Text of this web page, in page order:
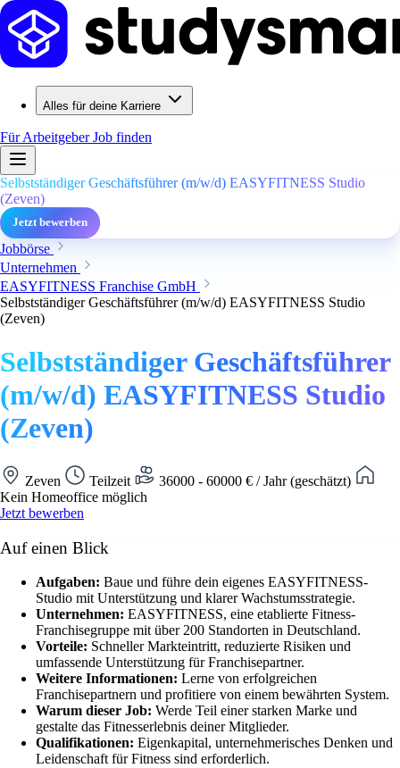
Alles für deine Karriere
Für ArbeitgeberJob finden
Selbstständiger Geschäftsführer (m/w/d) EASYFITNESS Studio
(Zeven)
Jetzt bewerben
Jobbörse
Unternehmen
EASYFITNESS Franchise GmbH
Selbstständiger Geschäftsführer (m/w/d) EASYFITNESS Studio
(Zeven)
Selbstständiger Geschäftsführer
(m/w/d) EASYFITNESS Studio
(Zeven)
Zeven Teilzeit
36000 - 60000 € / Jahr (geschätzt)
Kein Homeoffice möglich
Jetzt bewerben
Auf einen Blick
Aufgaben: Baue und führe dein eigenes EASYFITNESS-
Studio mit Unterstützung und klarer Wachstumsstrategie.
Unternehmen: EASYFITNESS, eine etablierte Fitness-
Franchisegruppe mit über 200 Standorten in Deutschland.
Vorteile: Schneller Markteintritt, reduzierte Risiken und
umfassende Unterstützung für Franchisepartner.
Weitere Informationen: Lerne von erfolgreichen
Franchisepartnern und profitiere von einem bewährten System.
Warum dieser Job: Werde Teil einer starken Marke und
gestalte das Fitnesserlebnis deiner Mitglieder.
Qualifikationen: Eigenkapital, unternehmerisches Denken und
Leidenschaft für Fitness sind erforderlich.